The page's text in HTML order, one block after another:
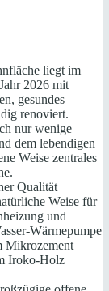
liegt im
2026 mit
gesundes
renoviert.
nur wenige
dem lebendigen
Weise zentrales
Qualität
Weise für
und
Wärmepumpe
Mikrozement
Iroko-Holz